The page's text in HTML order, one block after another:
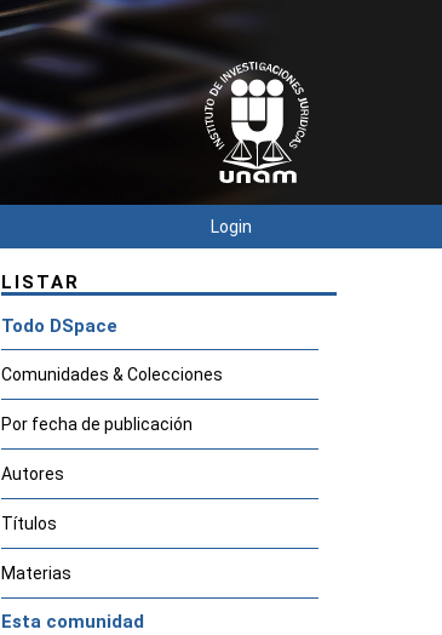
Login
LISTAR
Todo DSpace
Comunidades & Colecciones
Por fecha de publicación
Autores
Títulos
Materias
Esta comunidad